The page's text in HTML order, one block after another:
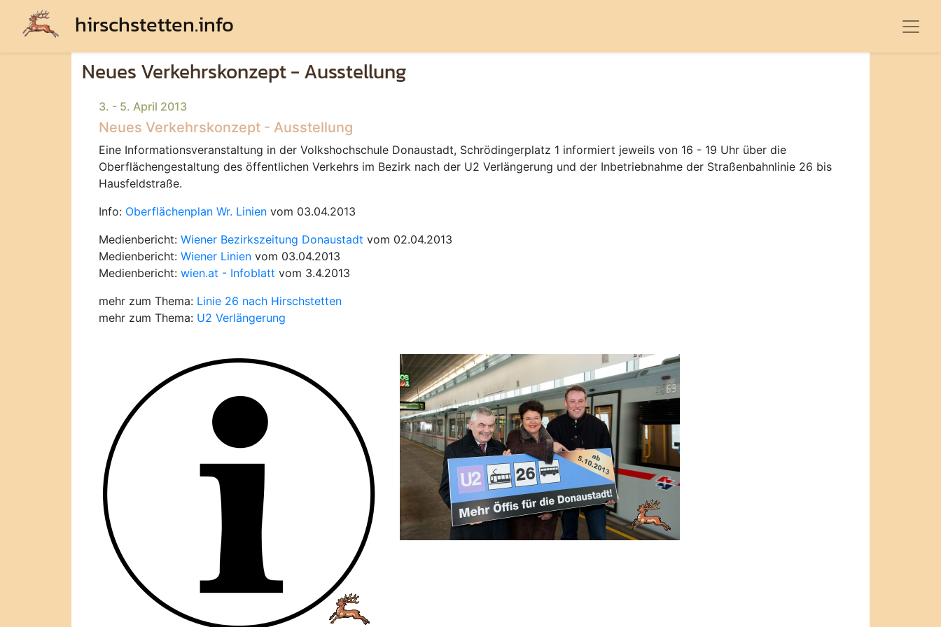
hirschstetten.info
Neues Verkehrskonzept - Ausstellung
3. - 5. April 2013
Neues Verkehrskonzept - Ausstellung
Eine Informationsveranstaltung in der Volkshochschule Donaustadt, Schrödingerplatz 1 informiert jeweils von 16 - 19 Uhr über die
Oberflächengestaltung des öffentlichen Verkehrs im Bezirk nach der U2 Verlängerung und der Inbetriebnahme der Straßenbahnlinie 26 bis
Hausfeldstraße.
Info: Oberflächenplan Wr. Linien vom 03.04.2013
Medienbericht: Wiener Bezirkszeitung Donaustadt vom 02.04.2013
Medienbericht: Wiener Linien vom 03.04.2013
Medienbericht: wien.at - Infoblatt vom 3.4.2013
mehr zum Thema: Linie 26 nach Hirschstetten
mehr zum Thema: U2 Verlängerung